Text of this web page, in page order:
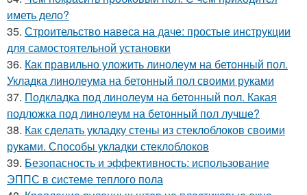
иметь дело?
35. Строительство навеса на даче: простые инструкции
для самостоятельной установки
36. Как правильно уложить линолеум на бетонный пол.
Укладка линолеума на бетонный пол своими руками
37. Подкладка под линолеум на бетонный пол. Какая
подложка под линолеум на бетонный пол лучше?
38. Как сделать укладку стены из стеклоблоков своими
руками. Способы укладки стеклоблоков
39. Безопасность и эффективность: использование
ЭППС в системе теплого пола